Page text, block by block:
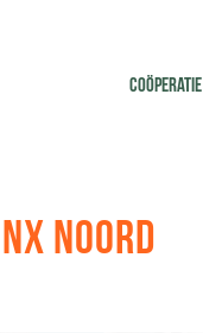
COÖPERATIE
NOORD